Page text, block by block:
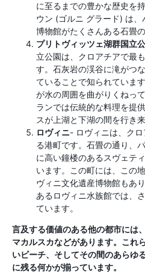
に至るまでの豊かな歴史を
ウン (ゴルニ グラード) は、
博物館がたくさんある石畳
プリトヴィッツェ湖群国立
立公園は、クロアチアで最
す。石灰岩の渓谷に滝がつ
ていることで知られていま
が水の周囲を曲がりくねっ
ランでは伝統的な料理を提
スが上湖と下湖の間を行き来
ロヴィニ- ロヴィニは、ク
る港町です。石畳の通り、
に高い鐘楼のあるスヴェテ
います。この町には、この
ヴィニ文化遺産博物館もあ
あるロヴィニ水族館では、
ています。
言及する価値のある他の都市には
マカルスカなどがあります。これ
いビーチ、そしてその間のあらゆ
に残る何かが揃っています。